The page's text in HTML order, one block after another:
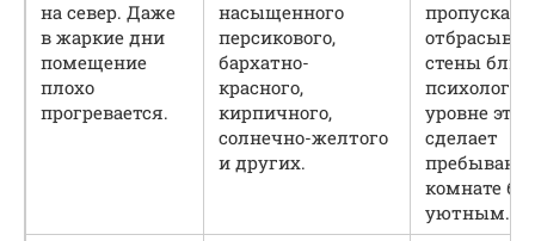
на север. Даже
в жаркие дни
помещение
плохо
прогревается.
насыщенного
персикового,
бархатно-
красного,
кирпичного,
солнечно-желтого
и других.
стены
уровне это
сделает
комнате
уютным.